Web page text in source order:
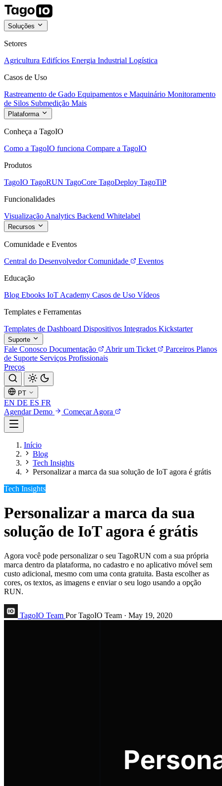
Soluções
Setores
Agricultura Edifícios Energia Industrial Logística
Casos de Uso
Rastreamento de Gado Equipamentos e Maquinário Monitoramento
de Silos Submedição Mais
Plataforma
Conheça a TagoIO
Como a TagoIO funciona Compare a TagoIO
Produtos
TagoIO TagoRUN TagoCore TagoDeploy TagoTiP
Funcionalidades
Visualização Analytics Backend Whitelabel
Recursos
Comunidade e Eventos
Central do Desenvolvedor Comunidade
Eventos
Educação
Blog Ebooks IoT Academy Casos de Uso Vídeos
Templates e Ferramentas
Templates de Dashboard Dispositivos Integrados Kickstarter
Suporte
Fale Conosco Documentação Abrir um Ticket Parceiros Planos
de Suporte Serviços Profissionais
Preços
PT
EN DE ES FR
Agendar Demo
Começar Agora
Início
Blog
Tech Insights
Personalizar a marca da sua solução de IoT agora é grátis
Tech Insights
Personalizar a marca da sua
solução de IoT agora é grátis
Agora você pode personalizar o seu TagoRUN com a sua própria
marca dentro da plataforma, no cadastro e no aplicativo móvel sem
custo adicional, mesmo com uma conta gratuita. Basta escolher as
cores, os textos, as imagens e enviar o seu logo usando a opção
RUN.
TagoIO Team Por TagoIO Team · May 19, 2020